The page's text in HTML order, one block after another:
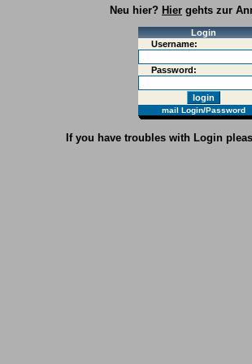
Neu hier? Hier gehts zur
Login
Username:
Password:
mail Login/Password
If you have troubles with Login